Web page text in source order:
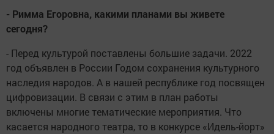
- Римма Егоровна, какими планами вы живете
сегодня?
- Перед культурой поставлены большие задачи. 2022
год объявлен в России Годом сохранения культурного
наследия народов. А в нашей республике год посвящен
цифровизации. В связи с этим в план работы
включены многие тематические мероприятия. Что
касается народного театра, то в конкурсе «Идель-йорт»